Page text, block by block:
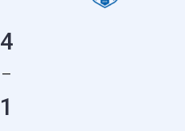
4
—
1